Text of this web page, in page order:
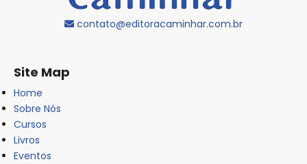
contato@editoracaminhar.com.br
Site Map
Home
Sobre Nós
Cursos
Livros
Eventos